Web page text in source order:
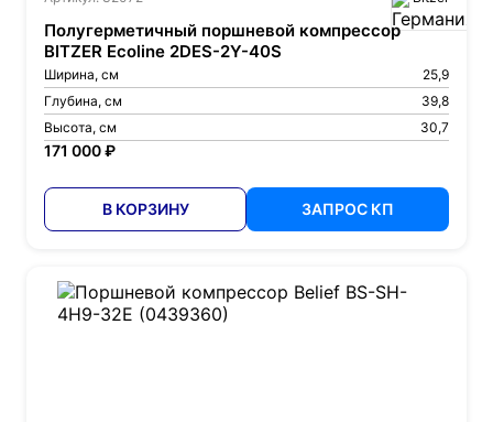
Полугерметичный поршневой компрессор
BITZER Ecoline 2DES-2Y-40S
Ширина, см
25,9
Глубина, см
39,8
Высота, см
30,7
171 000 ₽
В КОРЗИНУ ЗАПРОС КП